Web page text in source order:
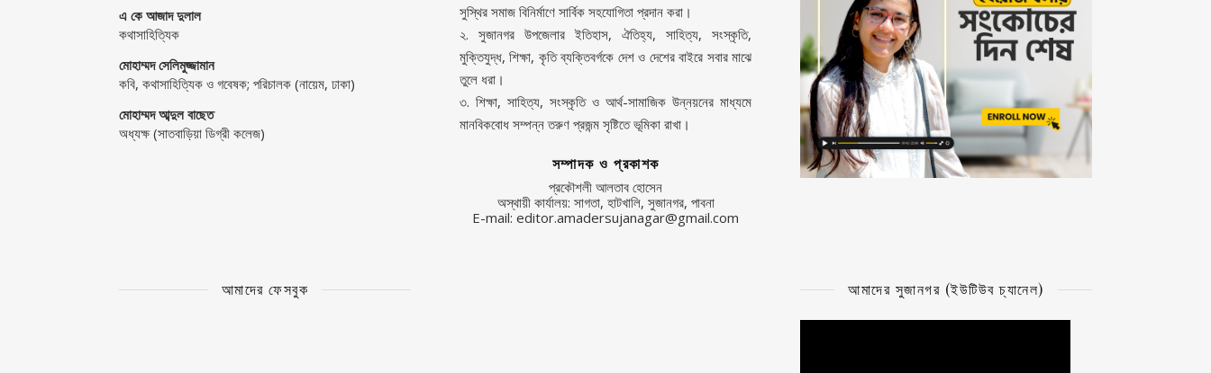
এ কে আজাদ দুলাল
কথাসাহিত্যিক
মোহাম্মদ সেলিমুজ্জামান
কবি, কথাসাহিত্যিক ও গবেষক; পরিচালক (নায়েম, ঢাকা)
মোহাম্মদ আব্দুল বাছেত
অধ্যক্ষ (সাতবাড়িয়া ডিগ্রী কলেজ)
সুস্থির সমাজ বিনির্মাণে সার্বিক সহযোগিতা প্রদান করা।
২. সুজানগর উপজেলার ইতিহাস, ঐতিহ্য, সাহিত্য, সংস্কৃতি,
মুক্তিযুদ্ধ, শিক্ষা, কৃতি ব্যক্তিবর্গকে দেশ ও দেশের বাইরে সবার মাঝে
তুলে ধরা।
৩. শিক্ষা, সাহিত্য, সংস্কৃতি ও আর্থ-সামাজিক উন্নয়নের মাধ্যমে
মানবিকবোধ সম্পন্ন তরুণ প্রজন্ম সৃষ্টিতে ভূমিকা রাখা।
সম্পাদক ও প্রকাশক
প্রকৌশলী আলতাব হোসেন
অস্থায়ী কার্যালয়: সাগতা, হাটখালি, সুজানগর, পাবনা
E-mail: editor.amadersujanagar@gmail.com
আমাদের ফেসবুক আমাদের সুজানগর (ইউটিউব চ্যানেল)